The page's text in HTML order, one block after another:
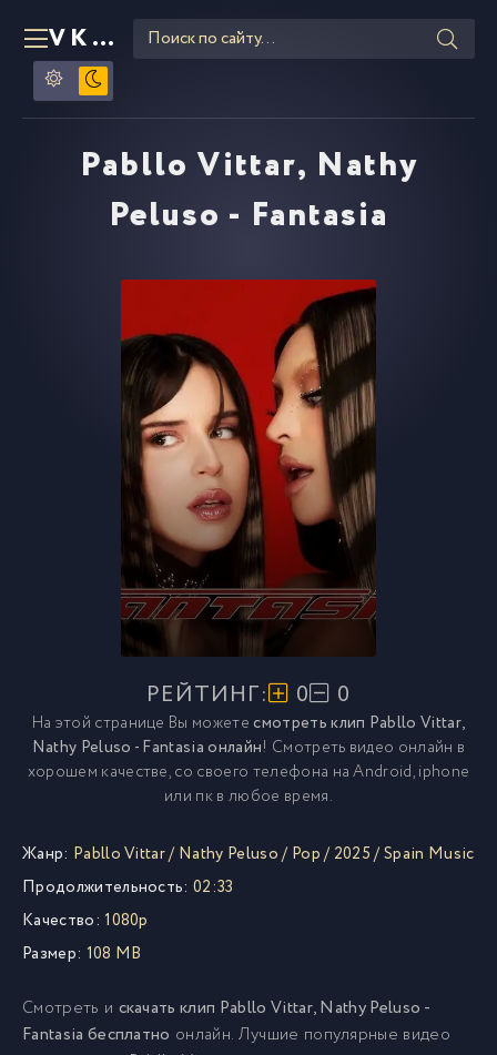
VKLIPE RU
Pabllo Vittar, Nathy
Peluso - Fantasia
РЕЙТИНГ: 0 0
На этой странице Вы можетесмотреть клип Pabllo Vittar,
Nathy Peluso - Fantasia онлайн! Смотреть видео онлайн в
хорошем качестве, со своего телефона на Android, iphone
или пк в любое время.
Жанр: Pabllo Vittar/ Nathy Peluso/ Pop/ 2025/Spain Music
Продолжительность: 02:33
Качество: 1080p
Размер: 108 MB
Смотреть и скачать клип Pabllo Vittar, Nathy Peluso -
Fantasia бесплатно онлайн. Лучшие популярные видео